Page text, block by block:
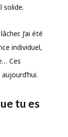
solide.
J’ai été
individuel,
Ces
tu es